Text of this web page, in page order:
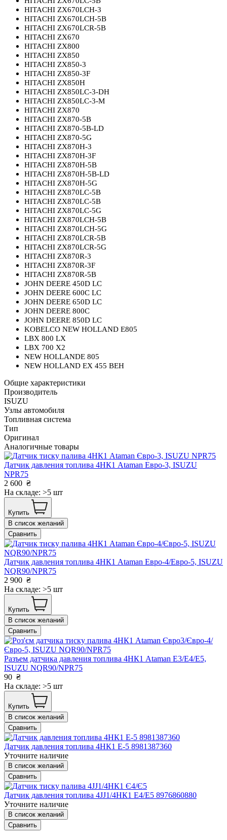
HITACHI ZX670LCH-3
HITACHI ZX670LCH-5B
HITACHI ZX670LCR-5B
HITACHI ZX670
HITACHI ZX800
HITACHI ZX850
HITACHI ZX850-3
HITACHI ZX850-3F
HITACHI ZX850H
HITACHI ZX850LC-3-DH
HITACHI ZX850LC-3-M
HITACHI ZX870
HITACHI ZX870-5B
HITACHI ZX870-5B-LD
HITACHI ZX870-5G
HITACHI ZX870H-3
HITACHI ZX870H-3F
HITACHI ZX870H-5B
HITACHI ZX870H-5B-LD
HITACHI ZX870H-5G
HITACHI ZX870LC-5B
HITACHI ZX870LC-5B
HITACHI ZX870LC-5G
HITACHI ZX870LCH-5B
HITACHI ZX870LCH-5G
HITACHI ZX870LCR-5B
HITACHI ZX870LCR-5G
HITACHI ZX870R-3
HITACHI ZX870R-3F
HITACHI ZX870R-5B
JOHN DEERE 450D LC
JOHN DEERE 600C LC
JOHN DEERE 650D LC
JOHN DEERE 800C
JOHN DEERE 850D LC
KOBELCO NEW HOLLAND E805
LBX 800 LX
LBX 700 X2
NEW HOLLANDE 805
NEW HOLLAND EX 455 BEH
Общие характеристики
Производитель
ISUZU
Узлы автомобиля
Топливная система
Тип
Оригинал
Аналогичные товары
Датчик давления топлива 4НК1 Ataman Евро-3, ISUZU
NPR75
2 600 ₴
На складе: >5 шт
Купить
В список желаний
Сравнить
Датчик давления топлива 4НК1 Ataman Евро-4/Евро-5, ISUZU
NQR90/NPR75
2 900 ₴
На складе: >5 шт
Купить
В список желаний
Сравнить
Разъем датчика давления топлива 4НК1 Ataman Е3/Е4/Е5,
ISUZU NQR90/NPR75
90 ₴
На складе: >5 шт
Купить
В список желаний
Сравнить
Датчик давления топлива 4НК1 Е-5 8981387360
Уточните наличие
В список желаний
Сравнить
Датчик давления топлива 4JJ1/4НК1 Е4/Е5 8976860880
Уточните наличие
В список желаний
Сравнить